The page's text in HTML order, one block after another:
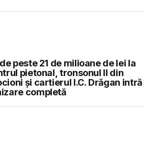
peste 21 de milioane de lei la
pietonal, tronsonul II din
și cartierul I.C. Drăgan intră
completă